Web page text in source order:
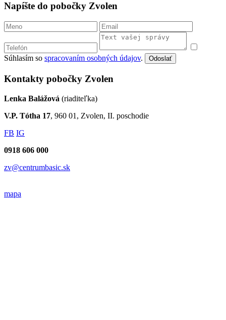
Napíšte do pobočky Zvolen
Súhlasím so spracovaním osobných údajov. Odoslať
Kontakty pobočky Zvolen
Lenka Balážová (riaditeľka)
V.P. Tótha 17, 960 01, Zvolen, II. poschodie
FB IG
0918 606 000
zv@centrumbasic.sk
mapa